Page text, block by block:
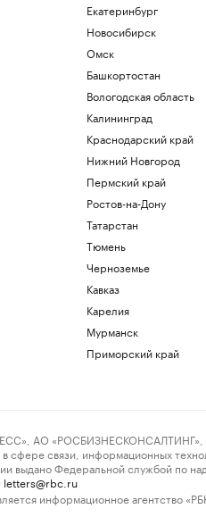
Екатеринбург
Новосибирск
Омск
Башкортостан
Вологодская область
Калининград
Краснодарский край
Нижний Новгород
Пермский край
Ростов-на-Дону
Татарстан
Тюмень
Черноземье
Кавказ
Карелия
Мурманск
Приморский край
АО «РОСБИЗНЕСКОНСАЛТИНГ»,
сфере связи, информационных
выдано Федеральной службой по
letters@rbc.ru
информационное агентство